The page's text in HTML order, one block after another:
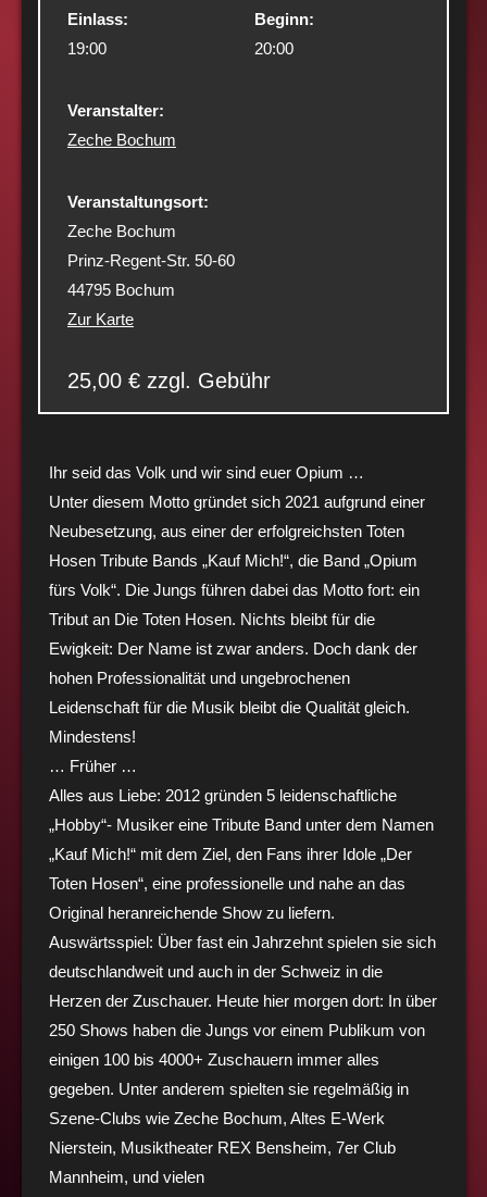
Einlass:
19:00
Beginn:
20:00
Veranstalter:
Zeche Bochum
Veranstaltungsort:
Zeche Bochum
Prinz-Regent-Str. 50-60
44795 Bochum
Zur Karte
25,00 € zzgl. Gebühr
Ihr seid das Volk und wir sind euer Opium …
Unter diesem Motto gründet sich 2021 aufgrund einer
Neubesetzung, aus einer der erfolgreichsten Toten
Hosen Tribute Bands „Kauf Mich!“, die Band „Opium
fürs Volk“. Die Jungs führen dabei das Motto fort: ein
Tribut an Die Toten Hosen. Nichts bleibt für die
Ewigkeit: Der Name ist zwar anders. Doch dank der
hohen Professionalität und ungebrochenen
Leidenschaft für die Musik bleibt die Qualität gleich.
Mindestens!
… Früher …
Alles aus Liebe: 2012 gründen 5 leidenschaftliche
„Hobby“- Musiker eine Tribute Band unter dem Namen
„Kauf Mich!“ mit dem Ziel, den Fans ihrer Idole „Der
Toten Hosen“, eine professionelle und nahe an das
Original heranreichende Show zu liefern.
Auswärtsspiel: Über fast ein Jahrzehnt spielen sie sich
deutschlandweit und auch in der Schweiz in die
Herzen der Zuschauer. Heute hier morgen dort: In über
250 Shows haben die Jungs vor einem Publikum von
einigen 100 bis 4000+ Zuschauern immer alles
gegeben. Unter anderem spielten sie regelmäßig in
Szene-Clubs wie Zeche Bochum, Altes E-Werk
Nierstein, Musiktheater REX Bensheim, 7er Club
Mannheim, und vielen